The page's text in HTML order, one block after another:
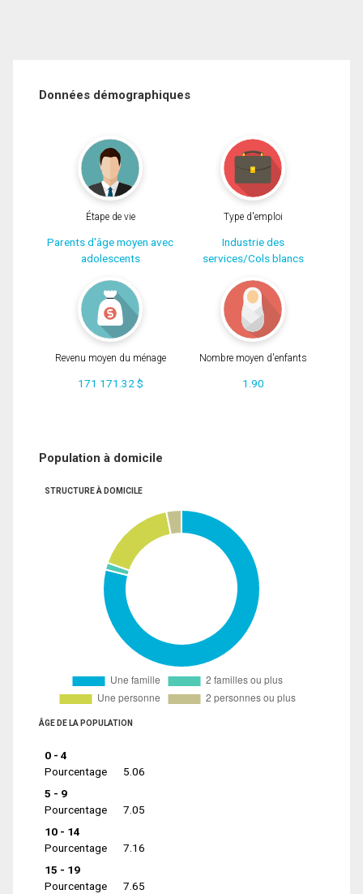
Données démographiques
Étape de vie
Parents d'âge moyen avec
adolescents
Type d'emploi
Industrie des
services/Cols blancs
Revenu moyen du ménage
171 171.32 $
Nombre moyen d'enfants
1.90
Population à domicile
STRUCTURE À DOMICILE
ÂGE DE LA POPULATION
0 - 4
Pourcentage
5.06
5 - 9
Pourcentage
7.05
10 - 14
Pourcentage
7.16
15 - 19
Pourcentage
7.65